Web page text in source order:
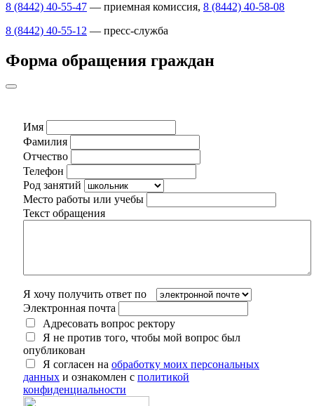
8 (8442) 40-55-47 — приемная комиссия, 8 (8442) 40-58-08
8 (8442) 40-55-12 — пресс-служба
Форма обращения граждан
Имя
Фамилия
Отчество
Телефон
Род занятий
Место работы или учебы
Текст обращения
Я хочу получить ответ по
Электронная почта
Адресовать вопрос ректору
Я не против того, чтобы мой вопрос был
опубликован
Я согласен на обработку моих персональных
данных и ознакомлен с политикой
конфиденциальности